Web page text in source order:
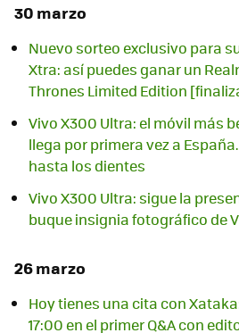
30 marzo
Nuevo sorteo exclusivo para
Xtra: así puedes ganar un
Thrones Limited Edition
Vivo X300 Ultra: el móvil más
llega por primera vez a
hasta los dientes
Vivo X300 Ultra: sigue la
buque insignia fotográfico de
26 marzo
Hoy tienes una cita con
17:00 en el primer Q&A con